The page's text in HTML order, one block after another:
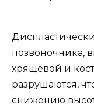
позвоночника,
хрящевой и
разрушаются,
снижению